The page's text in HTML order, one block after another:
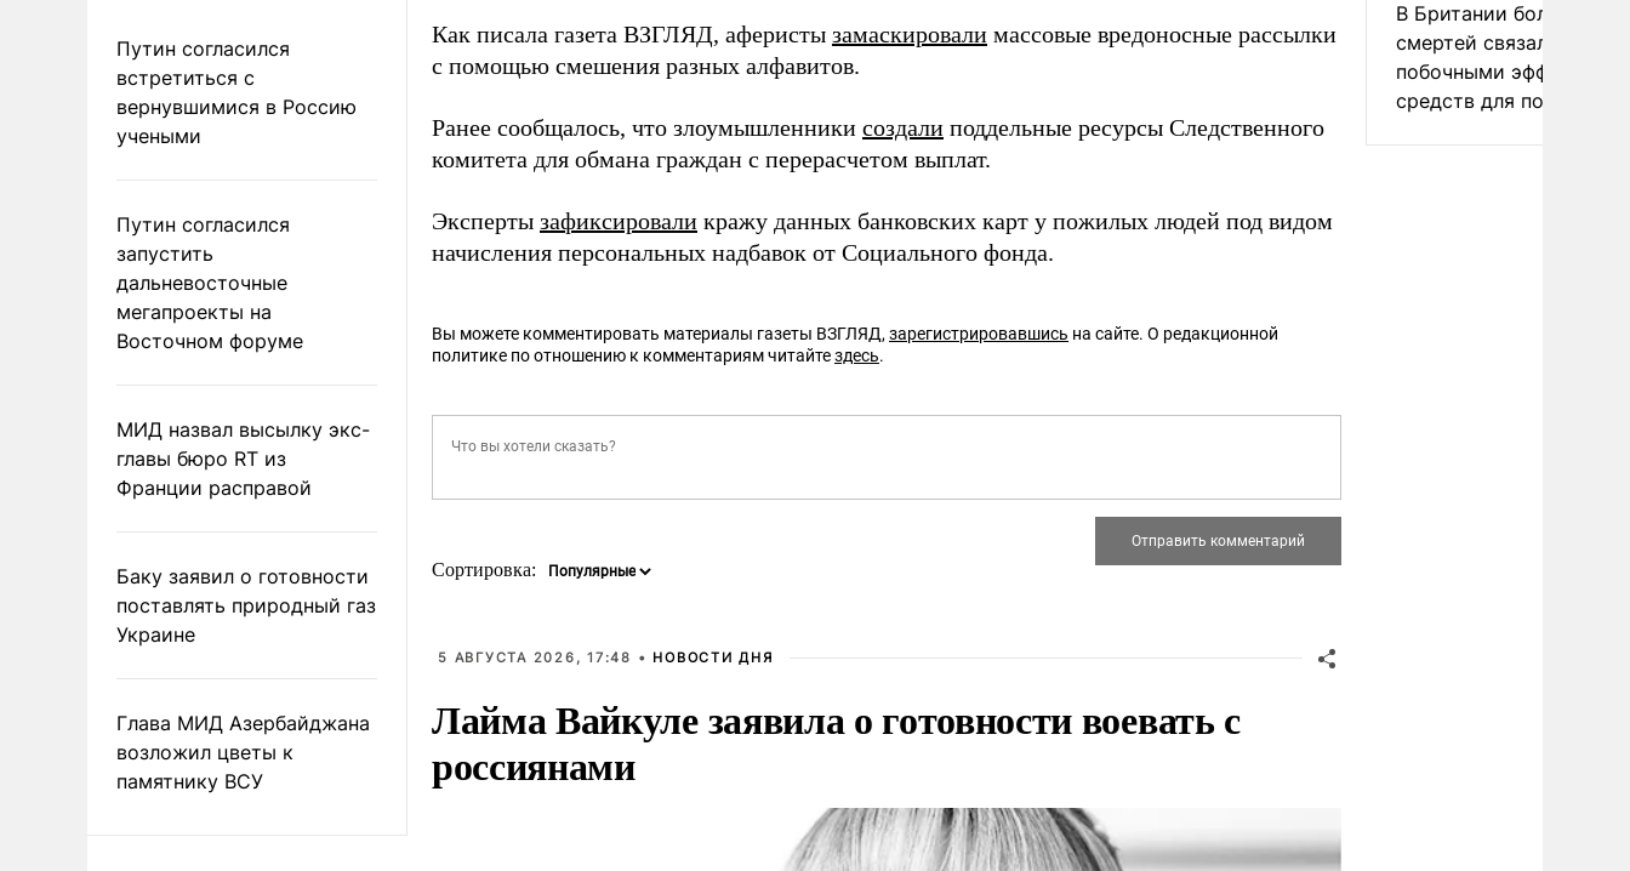
Путин согласился
встретиться с
вернувшимися в Россию
учеными
Путин согласился
запустить
дальневосточные
мегапроекты на
Восточном форуме
МИД назвал высылку экс-
главы бюро RT из
Франции расправой
Баку заявил о готовности
поставлять природный газ
Украине
Глава МИД Азербайджана
возложил цветы к
памятнику ВСУ
Как писала газета ВЗГЛЯД, аферисты замаскировали массовые вредоносные рассылки
с помощью смешения разных алфавитов.
Ранее сообщалось, что злоумышленники создали поддельные ресурсы Следственного
комитета для обмана граждан с перерасчетом выплат.
Эксперты зафиксировали кражу данных банковских карт у пожилых людей под видом
начисления персональных надбавок от Социального фонда.
Вы можете комментировать материалы газеты ВЗГЛЯД, зарегистрировавшись на сайте. О редакционной
политике по отношению к комментариям читайтездесь.
Сортировка:
5 АВГУСТА 2026, 17:48 • НОВОСТИ ДНЯ
Лайма Вайкуле заявила о готовности воевать с
россиянами
В Британии более ста
смертей связали с
побочными эффектами
средств для похудения